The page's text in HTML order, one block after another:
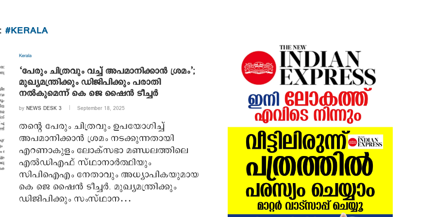
#KERALA
Kerala
‘പേരും ചിത്രവും വച്ച് അപമാനിക്കാൻ ശ്രമം’;
മുഖ്യമന്ത്രിക്കും ഡിജിപിക്കും പരാതി
നൽകുമെന്ന് കെ ജെ ഷൈൻ ടീച്ചർ
by NEWS DESK 3 September 18, 2025
തന്റെ പേരും ചിത്രവും ഉപയോഗിച്ച്
അപമാനിക്കാൻ ശ്രമം നടക്കുന്നതായി
എറണാകുളം ലോക്സഭാ മണ്ഡലത്തിലെ
എല്‍ഡിഎഫ് സ്ഥാനാർത്ഥിയും
സിപിഐഎം നേതാവും അധ്യാപികയുമായ
കെ ജെ ഷൈൻ ടീച്ചർ. മുഖ്യമന്ത്രിക്കും
ഡിജിപിക്കും സംസ്ഥാന…